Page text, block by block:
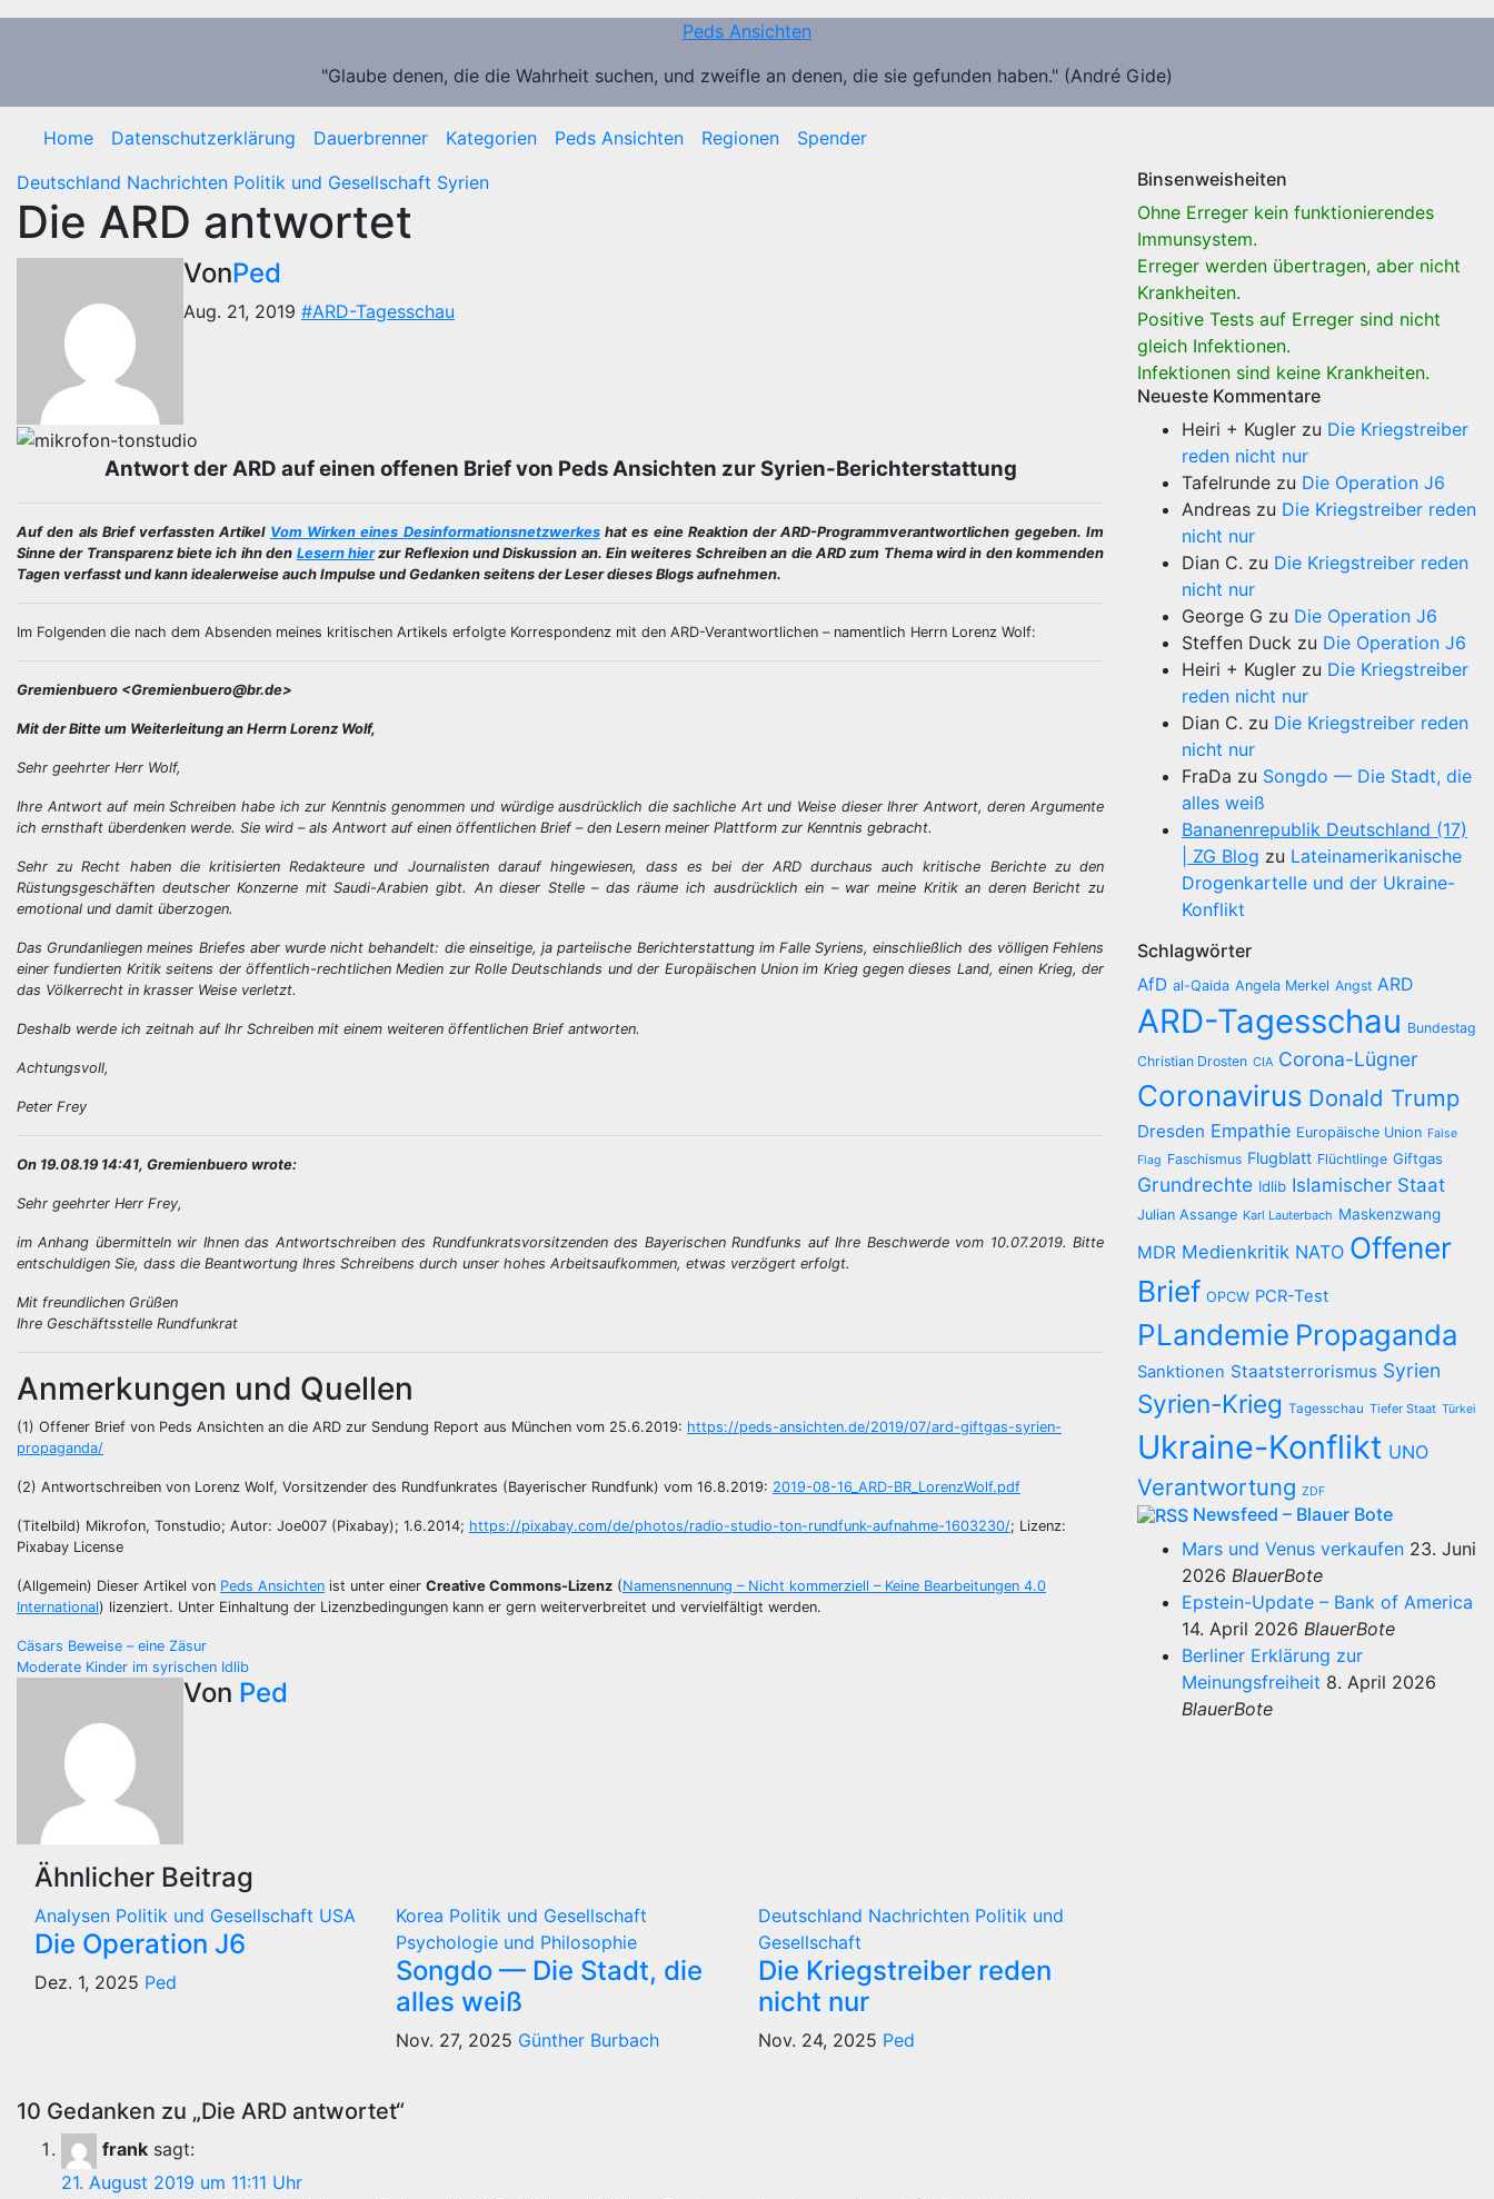
Zum
Peds Ansichten
"Glaube denen, die die Wahrheit suchen, und zweifle an denen, die sie gefunden haben." (André Gide)
Home Datenschutzerklärung Dauerbrenner Kategorien Peds Ansichten Regionen
Spender
Deutschland Nachrichten Politik und Gesellschaft Syrien
Die ARD antwortet
VonPed
Aug. 21, 2019 #ARD-Tagesschau
Antwort der ARD auf einen offenen Brief von Peds Ansichten zur Syrien-Berichterstattung
Auf den als Brief verfassten Artikel Vom Wirken eines Desinformationsnetzwerkeshat es eine Reaktion der ARD-Programmverantwortlichen gegeben. Im
Sinne der Transparenz biete ich ihn den Lesern hierzur Reflexion und Diskussion an. Ein weiteres Schreiben an die ARD zum Thema wird in den kommenden
Tagen verfasst und kann idealerweise auch Impulse und Gedanken seitens der Leser dieses Blogs aufnehmen.
Im Folgenden die nach dem Absenden meines kritischen Artikels erfolgte Korrespondenz mit den ARD-Verantwortlichen – namentlich Herrn Lorenz Wolf:
Gremienbuero <Gremienbuero@br.de>
Mit der Bitte um Weiterleitung an Herrn Lorenz Wolf,
Sehr geehrter Herr Wolf,
Ihre Antwort auf mein Schreiben habe ich zur Kenntnis genommen und würdige ausdrücklich die sachliche Art und Weise dieser Ihrer Antwort, deren Argumente
ich ernsthaft überdenken werde. Sie wird – als Antwort auf einen öffentlichen Brief – den Lesern meiner Plattform zur Kenntnis gebracht.
Sehr zu Recht haben die kritisierten Redakteure und Journalisten darauf hingewiesen, dass es bei der ARD durchaus auch kritische Berichte zu den
Rüstungsgeschäften deutscher Konzerne mit Saudi-Arabien gibt. An dieser Stelle – das räume ich ausdrücklich ein – war meine Kritik an deren Bericht zu
emotional und damit überzogen.
Das Grundanliegen meines Briefes aber wurde nicht behandelt: die einseitige, ja parteiische Berichterstattung im Falle Syriens, einschließlich des völligen Fehlens
einer fundierten Kritik seitens der öffentlich-rechtlichen Medien zur Rolle Deutschlands und der Europäischen Union im Krieg gegen dieses Land, einen Krieg, der
das Völkerrecht in krasser Weise verletzt.
Deshalb werde ich zeitnah auf Ihr Schreiben mit einem weiteren öffentlichen Brief antworten.
Achtungsvoll,
Peter Frey
On 19.08.19 14:41, Gremienbuero wrote:
Sehr geehrter Herr Frey,
im Anhang übermitteln wir Ihnen das Antwortschreiben des Rundfunkratsvorsitzenden des Bayerischen Rundfunks auf Ihre Beschwerde vom 10.07.2019. Bitte
entschuldigen Sie, dass die Beantwortung Ihres Schreibens durch unser hohes Arbeitsaufkommen, etwas verzögert erfolgt.
Mit freundlichen Grüßen
Ihre Geschäftsstelle Rundfunkrat
Anmerkungen und Quellen
(1) Offener Brief von Peds Ansichten an die ARD zur Sendung Report aus München vom 25.6.2019: https://peds-ansichten.de/2019/07/ard-giftgas-syrien-
propaganda/
(2) Antwortschreiben von Lorenz Wolf, Vorsitzender des Rundfunkrates (Bayerischer Rundfunk) vom 16.8.2019: 2019-08-16_ARD-BR_LorenzWolf.pdf
(Titelbild) Mikrofon, Tonstudio; Autor: Joe007 (Pixabay); 1.6.2014; https://pixabay.com/de/photos/radio-studio-ton-rundfunk-aufnahme-1603230/; Lizenz:
Pixabay License
(Allgemein) Dieser Artikel von Peds Ansichten ist unter einer Creative Commons-Lizenz (Namensnennung – Nicht kommerziell – Keine Bearbeitungen 4.0
International) lizenziert. Unter Einhaltung der Lizenzbedingungen kann er gern weiterverbreitet und vervielfältigt werden.
Beitragsnavigation
Cäsars Beweise – eine Zäsur
Moderate Kinder im syrischen Idlib
Von Ped
Ähnlicher Beitrag
Analysen Politik und Gesellschaft USA
Die Operation J6
Dez. 1, 2025 Ped
Korea Politik und Gesellschaft
Psychologie und Philosophie
Songdo — Die Stadt, die
alles weiß
Nov. 27, 2025 Günther Burbach
Deutschland Nachrichten Politik und
Gesellschaft
Die Kriegstreiber reden
nicht nur
Nov. 24, 2025 Ped
10 Gedanken zu „Die ARD antwortet“
frank sagt:
21. August 2019 um 11:11 Uhr
Binsenweisheiten
Ohne Erreger kein funktionierendes
Immunsystem.
Erreger werden übertragen, aber nicht
Krankheiten.
Positive Tests auf Erreger sind nicht
gleich Infektionen.
Infektionen sind keine Krankheiten.
Neueste Kommentare
Heiri + Kugler zu Die Kriegstreiber
reden nicht nur
Tafelrunde zu Die Operation J6
Andreas zu Die Kriegstreiber reden
nicht nur
Dian C. zu Die Kriegstreiber reden
nicht nur
George G zu Die Operation J6
Steffen Duck zu Die Operation J6
Heiri + Kugler zu Die Kriegstreiber
reden nicht nur
Dian C. zu Die Kriegstreiber reden
nicht nur
FraDa zu Songdo — Die Stadt, die
alles weiß
Bananenrepublik Deutschland (17)
| ZG Blog zu Lateinamerikanische
Drogenkartelle und der Ukraine-
Konflikt
Schlagwörter
AfD al-Qaida Angela Merkel Angst ARD
ARD-Tagesschau Bundestag
Christian Drosten CIA Corona-Lügner
Coronavirus Donald Trump
Dresden Empathie Europäische Union False
Flag Faschismus Flugblatt Flüchtlinge Giftgas
Grundrechte Idlib Islamischer Staat
Julian Assange Karl Lauterbach Maskenzwang
MDR Medienkritik NATO Offener
Brief OPCW PCR-Test
PLandemie Propaganda
Sanktionen Staatsterrorismus Syrien
Syrien-Krieg Tagesschau Tiefer Staat Türkei
Ukraine-Konflikt UNO
Verantwortung ZDF
Newsfeed – Blauer Bote
Mars und Venus verkaufen 23. Juni
2026 BlauerBote
Epstein-Update – Bank of America
14. April 2026 BlauerBote
Berliner Erklärung zur
Meinungsfreiheit 8. April 2026
BlauerBote